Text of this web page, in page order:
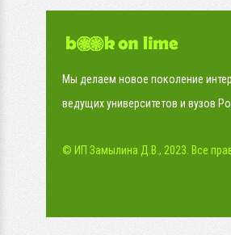
Мы делаем новое поколение
ведущих университетов и вузов
© ИП Замылина Д.В., 2023. Все